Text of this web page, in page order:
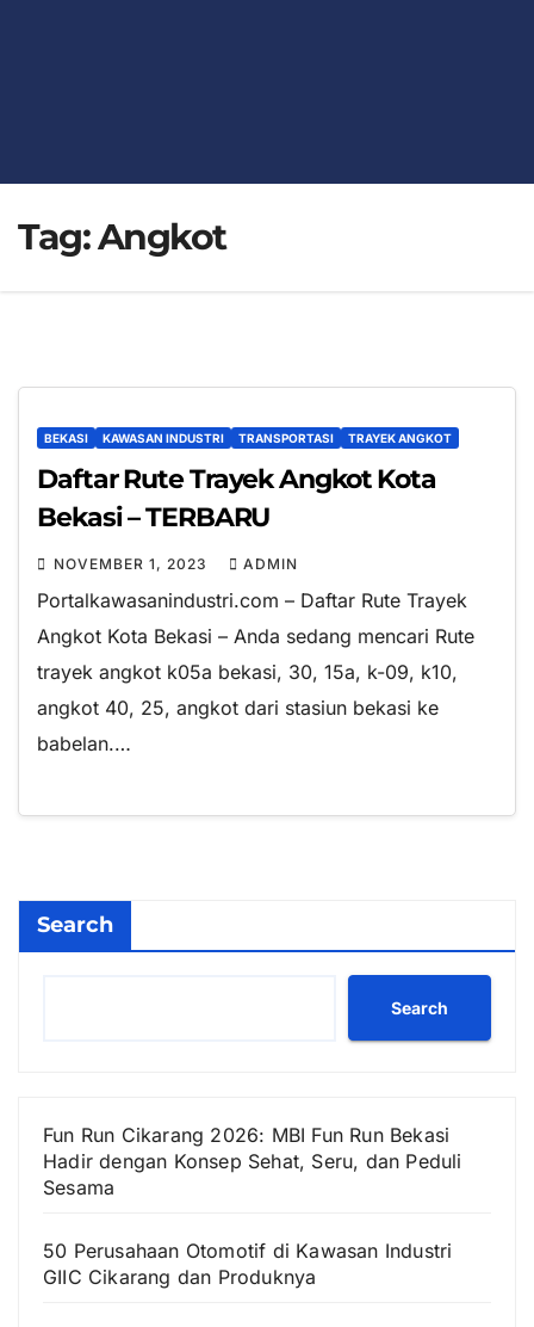
Tag:Angkot
BEKASI KAWASAN INDUSTRI TRANSPORTASI TRAYEK ANGKOT
Daftar Rute Trayek Angkot Kota
Bekasi – TERBARU
NOVEMBER 1, 2023 ADMIN
Portalkawasanindustri.com – Daftar Rute Trayek
Angkot Kota Bekasi – Anda sedang mencari Rute
trayek angkot k05a bekasi, 30, 15a, k-09, k10,
angkot 40, 25, angkot dari stasiun bekasi ke
babelan.…
Search
Search
Fun Run Cikarang 2026: MBI Fun Run Bekasi
Hadir dengan Konsep Sehat, Seru, dan Peduli
Sesama
50 Perusahaan Otomotif di Kawasan Industri
GIIC Cikarang dan Produknya